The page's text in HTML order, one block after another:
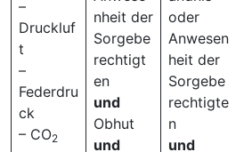
–
Druckluf
t
–
Federdru
ck
– CO2
nheit der
Sorgebe
rechtigt
en
und
Obhut
und
oder
Anwesen
heit der
Sorgebe
rechtigte
n
und